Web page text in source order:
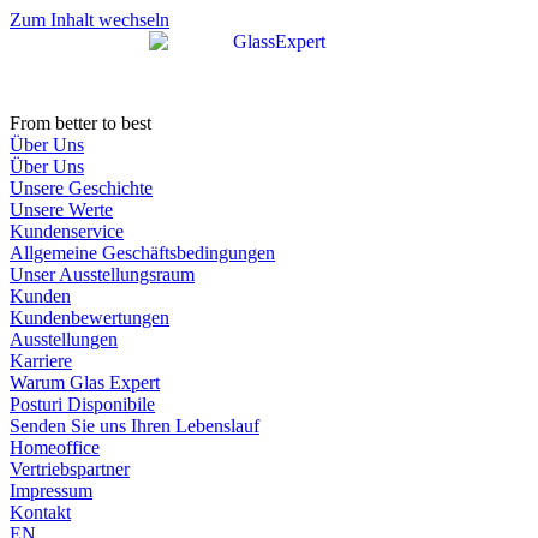
Zum Inhalt wechseln
From better to best
Über Uns
Über Uns
Unsere Geschichte
Unsere Werte
Kundenservice
Allgemeine Geschäftsbedingungen
Unser Ausstellungsraum
Kunden
Kundenbewertungen
Ausstellungen
Karriere
Warum Glas Expert
Posturi Disponibile
Senden Sie uns Ihren Lebenslauf
Homeoffice
Vertriebspartner
Impressum
Kontakt
EN